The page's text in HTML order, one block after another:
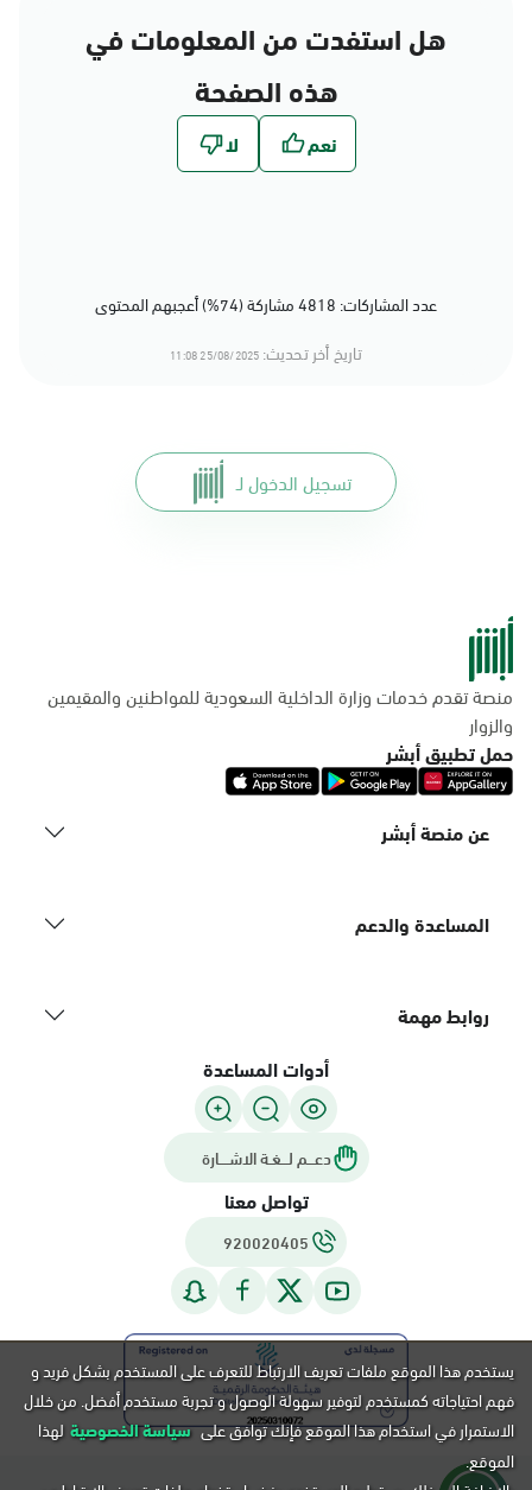
هل استفدت من المعلومات في
هذه الصفحة
عدد المشاركات: 4818 مشاركة (74%) أعجبهم المحتوى
تاريخ أخر تحديث: 25/08/2025 11:08
تسجيل الدخول لـ
منصة تقدم خدمات وزارة الداخلية السعودية للمواطنين والمقيمين
والزوار
حمل تطبيق أبشر
عن منصة أبشر
المساعدة والدعم
روابط مهمة
أدوات المساعدة
دعـــم لـــغـة الاشــــارة
تواصل معنا
920020405
يستخدم هذا الموقع ملفات تعريف الارتباط للتعرف على المستخدم بشكل فريد و
فهم احتياجاته كمستخدم لتوفير سهولة الوصول و تجربة مستخدم أفضل. من خلال
الاستمرار في استخدام هذا الموقع فإنك توافق على سياسة الخصوصية لهذا
الموقع.